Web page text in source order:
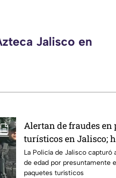
Jalisco en
Alertan de fraudes en
turísticos en Jalisco;
La Policía de Jalisco capturó
de edad por presuntamente
paquetes turísticos